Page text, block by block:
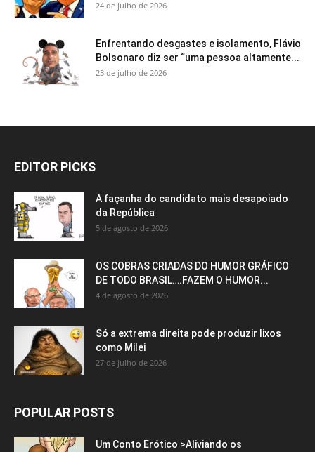
24 de julho de 2026
Enfrentando desgastes e isolamento, Flávio
Bolsonaro diz ser “uma pessoa altamente...
23 de julho de 2026
EDITOR PICKS
A façanha do candidato mais desapoiado
da República
5 de agosto de 2026
OS COBRAS CRIADAS DO HUMOR GRÁFICO
DE TODO BRASIL….FAZEM O HUMOR...
4 de agosto de 2026
Só a extrema direita pode produzir lixos
como Milei
27 de julho de 2026
POPULAR POSTS
Um Conto Erótico >Aliviando os